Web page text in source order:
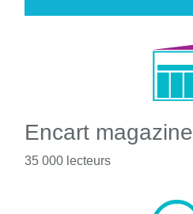
Encart magazine
35 000 lecteurs